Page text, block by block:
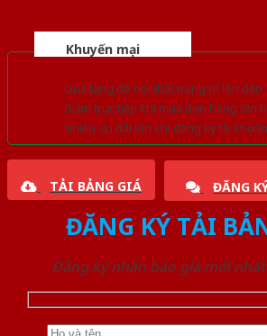
Khuyến mại
Quà tặng đồ nội thất trang trí lên đến
Giảm trực tiếp khi mua đơn hàng lớn
Nhiều ưu đãi lớn khi đăng ký tài
TẢI BẢNG GIÁ ĐĂNG
ĐĂNG KÝ TẢI
Đăng ký nhận báo giá mới